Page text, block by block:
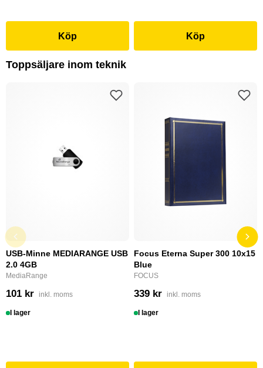
Köp Köp
Toppsäljare inom teknik
USB-Minne MEDIARANGE USB
2.0 4GB
MediaRange
101 kr inkl. moms
I lager
Focus Eterna Super 300 10x15
Blue
FOCUS
339 kr inkl. moms
I lager